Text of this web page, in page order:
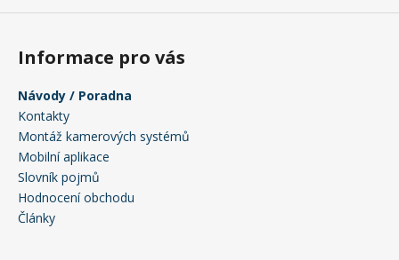
Informace pro vás
Návody / Poradna
Kontakty
Montáž kamerových systémů
Mobilní aplikace
Slovník pojmů
Hodnocení obchodu
Články